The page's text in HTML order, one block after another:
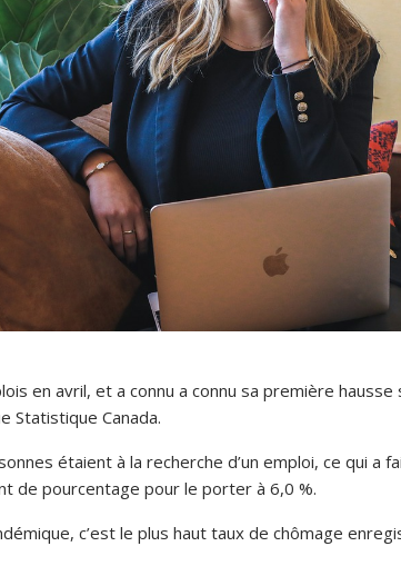
en avril, et a connu a connu sa première
Statistique Canada.
étaient à la recherche d’un emploi, ce qui a
de pourcentage pour le porter à 6,0 %.
c’est le plus haut taux de chômage